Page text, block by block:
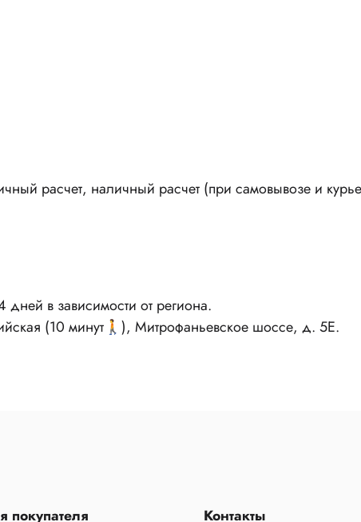
расчет, наличный расчет (при самовывозе и
дней в зависимости от региона.
(10 минут🚶), Митрофаньевское шоссе, д. 5Е.
покупателя Контакты